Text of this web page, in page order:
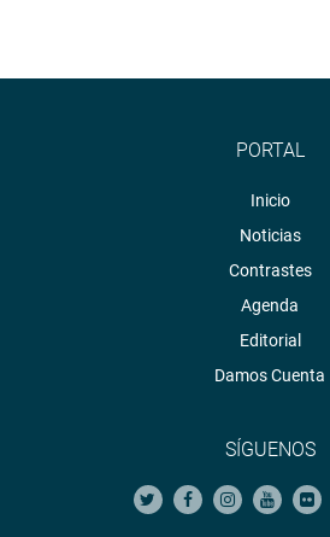
PORTAL
Inicio
Noticias
Contrastes
Agenda
Editorial
Damos Cuenta
SÍGUENOS